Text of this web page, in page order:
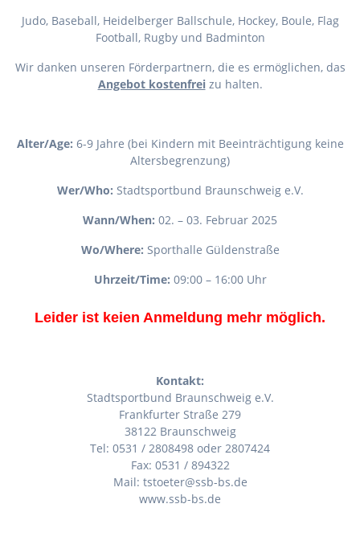
Judo, Baseball, Heidelberger Ballschule, Hockey, Boule, Flag
Football, Rugby und Badminton
Wir danken unseren Förderpartnern, die es ermöglichen, das
Angebot kostenfreizu halten.
Alter/Age: 6-9 Jahre (bei Kindern mit Beeinträchtigung keine
Altersbegrenzung)
Wer/Who: Stadtsportbund Braunschweig e.V.
Wann/When: 02. – 03. Februar 2025
Wo/Where: Sporthalle Güldenstraße
Uhrzeit/Time: 09:00 – 16:00 Uhr
Leider ist keien Anmeldung mehr möglich.
Kontakt:
Stadtsportbund Braunschweig e.V.
Frankfurter Straße 279
38122 Braunschweig
Tel: 0531 / 2808498 oder 2807424
Fax: 0531 / 894322
Mail: tstoeter@ssb-bs.de
www.ssb-bs.de